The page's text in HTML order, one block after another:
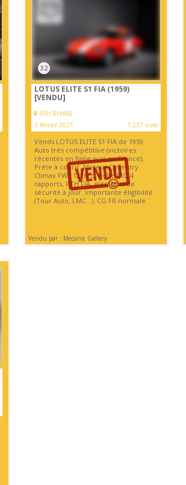
32
LOTUS ELITE S1 FIA (1959)
[VENDU]
(69) RHôNE
3 février 2021
1 237 vues
Vends LOTUS ELITE S1 FIA de 1959.
Auto très compétitive (victoires
récentes en Italie puis en France).
Prête à courir. Moteur Coventry
Climax FWE 1216cc, boîte MG 4
rapports, PTH FIA, éléments de
sécurité à jour. Importante éligibilité
(Tour Auto, LMC…). CG FR normale.
Vendu par : Mecanic Gallery